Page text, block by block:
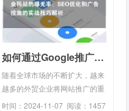
如何通过Google推广增加外贸企业网站的曝光率：SEO优化和广告投放的实战技巧解析
随着全球市场的不断扩大，越来
越多的外贸企业将网站推广的重
点放在Google上，通...
时间：2024-11-07 阅读：1457